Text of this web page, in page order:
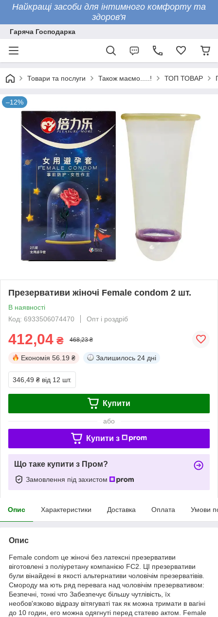
Найкращі засоби для інтимного комфорту та
здоров'я
Гаряча Господарка
Товари та послуги Також маємо.....! ТОП ТОВАР
–12%
Презервативи жіночі Female condom 2 шт.
В наявності
Код: 6933506074470
Опт і роздріб
412,04 ₴ 468,23 ₴
Економія 56.19 ₴ Залишилось 24 дні
346,49 ₴ від 12 шт.
Купити
або
Купити з
Що таке купити з Пром?
Замовлення під захистом
Опис Характеристики Доставка Оплата Умови
Опис
Female condom це жіночі без латексні презервативи
віготовлені з поліуретану компанією FC2. ЦІ презервативи
були вінайдені в якості альтернативи чоловічім презерватівів.
Смороду ма ють ряд перевага над чоловічім презервативом:
Безпечні, тонкі что Забезпечує більшу чутлівість, їх
необов'язково відразу вітягуваті так як можна тримати в вагіні
до 10 годин, его можна одягнуті перед статево актом. Female